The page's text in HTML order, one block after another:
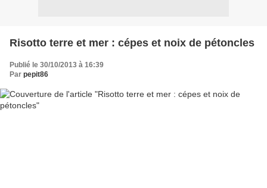
Risotto terre et mer : cépes et noix de pétoncles
Publié le 30/10/2013 à 16:39
Par pepit86